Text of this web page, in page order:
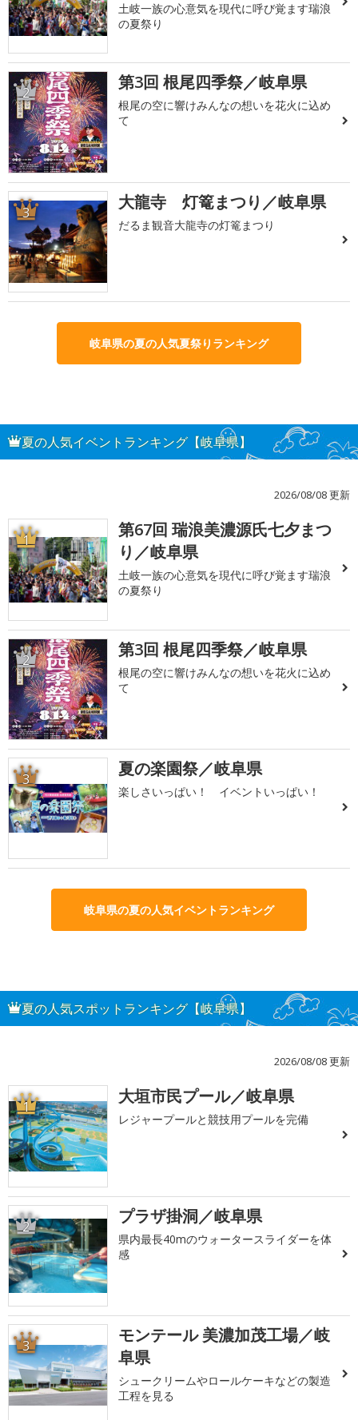
土岐一族の心意気を現代に呼び覚ます瑞浪
の夏祭り
2 第3回 根尾四季祭／岐阜県
根尾の空に響けみんなの想いを花火に込め
て
3 大龍寺 灯篭まつり／岐阜県
だるま観音大龍寺の灯篭まつり
岐阜県の夏の人気夏祭りランキング
夏の人気イベントランキング【岐阜県】
2026/08/08 更新
1
第67回 瑞浪美濃源氏七夕まつ
り／岐阜県
土岐一族の心意気を現代に呼び覚ます瑞浪
の夏祭り
2 第3回 根尾四季祭／岐阜県
根尾の空に響けみんなの想いを花火に込め
て
3 夏の楽園祭／岐阜県
楽しさいっぱい！ イベントいっぱい！
岐阜県の夏の人気イベントランキング
夏の人気スポットランキング【岐阜県】
2026/08/08 更新
1 大垣市民プール／岐阜県
レジャープールと競技用プールを完備
2 プラザ掛洞／岐阜県
県内最長40mのウォータースライダーを体
感
3
モンテール 美濃加茂工場／岐
阜県
シュークリームやロールケーキなどの製造
工程を見る